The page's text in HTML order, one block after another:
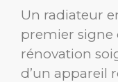
Un radiateur
premier signe
rénovation
d’un appareil